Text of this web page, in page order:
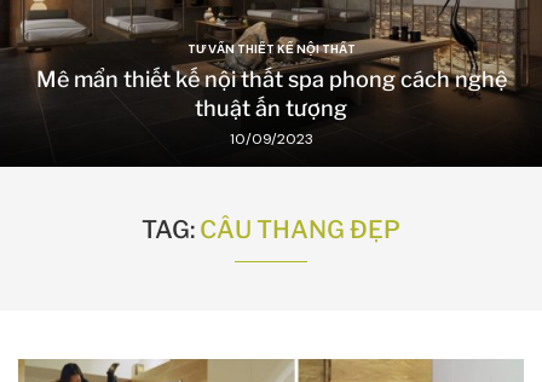
TƯ VẤN THIẾT KẾ NỘI THẤT
Mê mẩn thiết kế nội thất spa phong cách nghệ
thuật ấn tượng
10/09/2023
TAG: CẦU THANG ĐẸP